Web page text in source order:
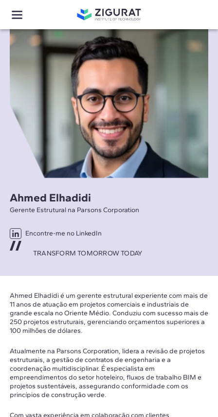
Ahmed Elhadidi
Gerente Estrutural na Parsons Corporation
Encontre-me no LinkedIn
TRANSFORM TOMORROW TODAY
Ahmed Elhadidi é um gerente estrutural experiente com mais de
11 anos de atuação em projetos comerciais e industriais de
grande escala no Oriente Médio. Conduziu com sucesso mais de
250 projetos estruturais, gerenciando orçamentos superiores a
100 milhões de dólares.
Atualmente na Parsons Corporation, lidera a revisão de projetos
estruturais, a gestão de contratos de engenharia e a
coordenação multidisciplinar. É especialista em
empreendimentos do setor hoteleiro, fluxos de trabalho BIM e
projetos sustentáveis, assegurando conformidade com os
princípios de construção verde.
Com vasta experiência em colaboração com clientes